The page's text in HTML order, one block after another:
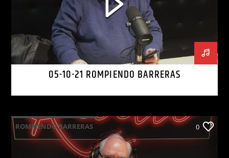
05-10-21 ROMPIENDO BARRERAS
ROMPIENDO BARRERAS 0